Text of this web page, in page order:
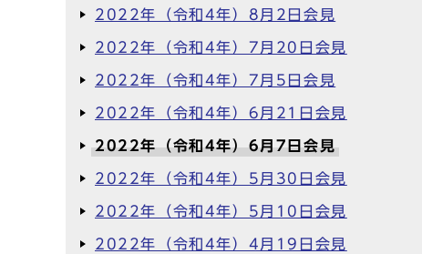
2022年（令和4年）8月2日会見
2022年（令和4年）7月20日会見
2022年（令和4年）7月5日会見
2022年（令和4年）6月21日会見
2022年（令和4年）6月7日会見
2022年（令和4年）5月30日会見
2022年（令和4年）5月10日会見
2022年（令和4年）4月19日会見